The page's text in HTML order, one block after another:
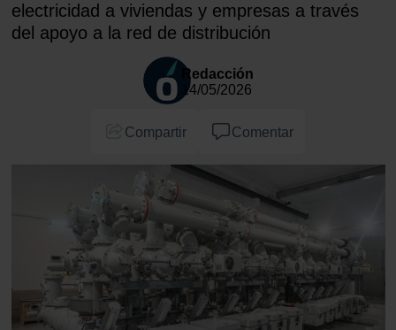
electricidad a viviendas y empresas a través
del apoyo a la red de distribución
Redacción
14/05/2026
Compartir Comentar